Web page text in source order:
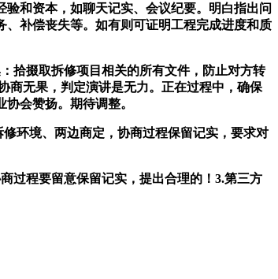
和资本，如聊天记实、会议纪要。明白指出问
补偿丧失等。如有则可证明工程完成进度和质
拾掇取拆修项目相关的所有文件，防止对方转
商无果，判定演讲是无力。正在过程中，确保
会赞扬。期待调整。
环境、两边商定，协商过程保留记实，要求对
过程要留意保留记实，提出合理的！3.第三方